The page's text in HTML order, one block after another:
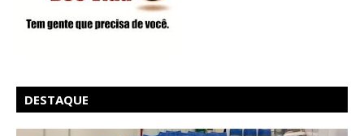
DESTAQUE